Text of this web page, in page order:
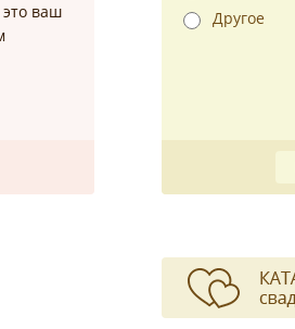
это ваш
Другое